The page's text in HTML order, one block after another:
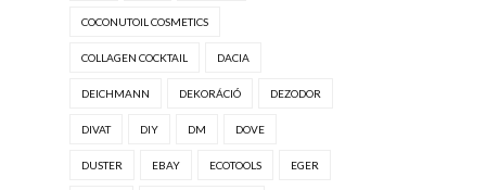
COCONUTOIL COSMETICS
COLLAGEN COCKTAIL DACIA
DEICHMANN DEKORÁCIÓ DEZODOR
DIVAT DIY DM DOVE
DUSTER EBAY ECOTOOLS EGER